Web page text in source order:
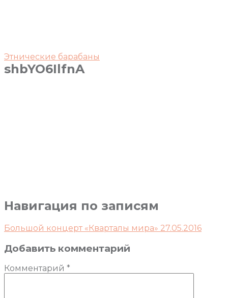
Этнические барабаны
shbYO6IlfnA
Навигация по записям
Большой концерт «Кварталы мира» 27.05.2016
Добавить комментарий
Комментарий *